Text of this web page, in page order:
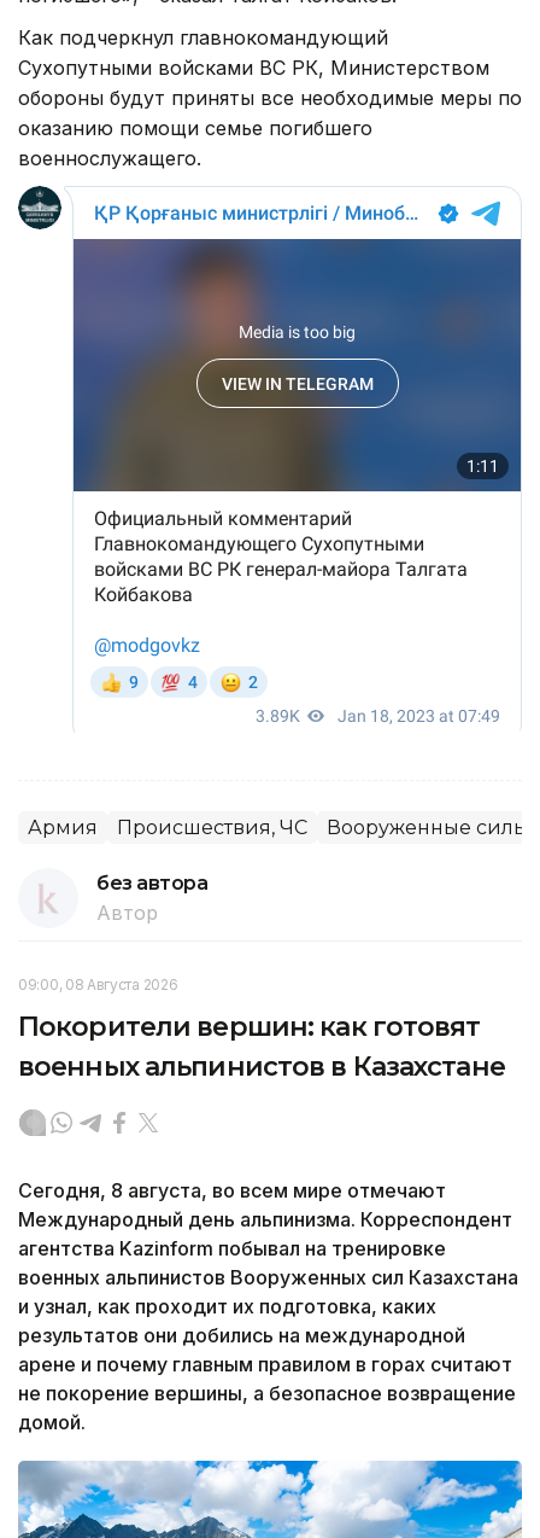
Как подчеркнул главнокомандующий
Сухопутными войсками ВС РК, Министерством
обороны будут приняты все необходимые меры по
оказанию помощи семье погибшего
военнослужащего.
Армия Происшествия, ЧС Вооруженные силы
без автора
Автор
09:00, 08 Августа 2026
Покорители вершин: как готовят
военных альпинистов в Казахстане
Сегодня, 8 августа, во всем мире отмечают
Международный день альпинизма. Корреспондент
агентства Kazinform побывал на тренировке
военных альпинистов Вооруженных сил Казахстана
и узнал, как проходит их подготовка, каких
результатов они добились на международной
арене и почему главным правилом в горах считают
не покорение вершины, а безопасное возвращение
домой.